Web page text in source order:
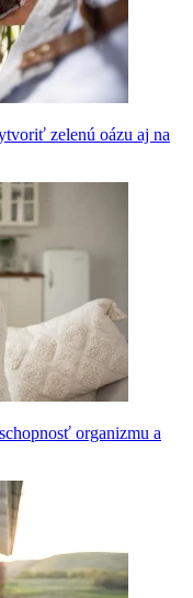
zelenú oázu aj na
organizmu a